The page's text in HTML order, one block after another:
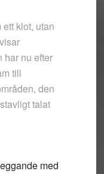
klot, utan
har nu efter
till
den
talat
med